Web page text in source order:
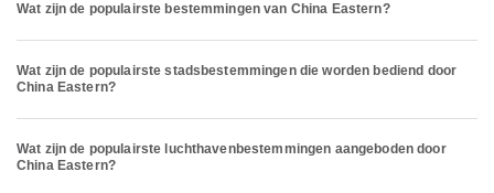
Wat zijn de populairste bestemmingen van China Eastern?
Wat zijn de populairste stadsbestemmingen die worden bediend door
China Eastern?
Wat zijn de populairste luchthavenbestemmingen aangeboden door
China Eastern?